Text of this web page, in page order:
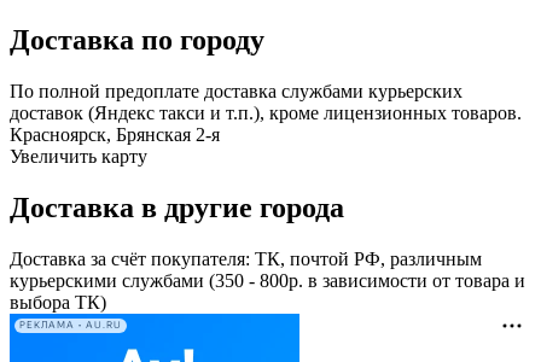
Доставка по городу
По полной предоплате доставка службами курьерских
доставок (Яндекс такси и т.п.), кроме лицензионных товаров.
Красноярск, Брянская 2-я
Увеличить карту
Доставка в другие города
Доставка за счёт покупателя: ТК, почтой РФ, различным
курьерскими службами (350 - 800р. в зависимости от товара и
выбора ТК)
РЕКЛАМА • AU.RU